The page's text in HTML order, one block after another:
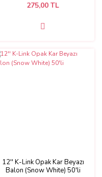
275,00 TL
12'' K-Link Opak Kar Beyazı
Balon (Snow White) 50'li